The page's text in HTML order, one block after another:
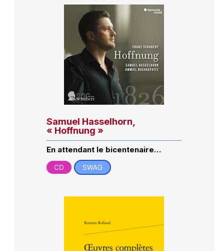
Samuel Hasselhorn,
« Hoffnung »
En attendant le bicentenaire…
CD SWAG